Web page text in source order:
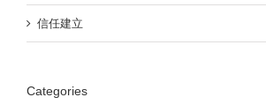
信任建立
Categories